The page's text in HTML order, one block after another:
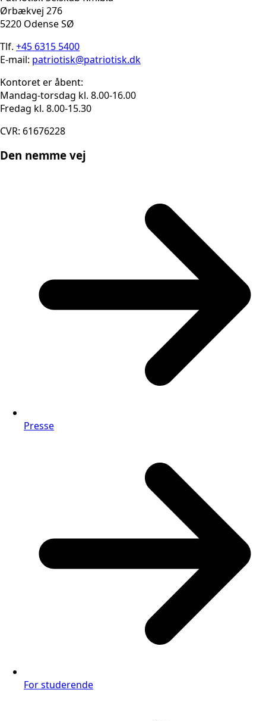
Ørbækvej 276
5220 Odense SØ
Tlf. +45 6315 5400
E-mail: patriotisk@patriotisk.dk
Kontoret er åbent:
Mandag-torsdag kl. 8.00-16.00
Fredag kl. 8.00-15.30
CVR: 61676228
Den nemme vej
Presse
For studerende